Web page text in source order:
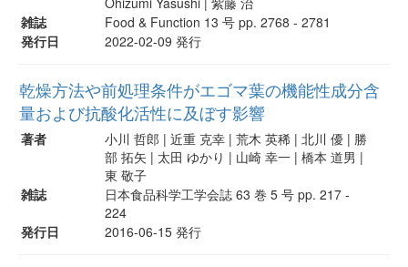
雑誌
Food & Function 13 号 pp. 2768 - 2781
発行日
2022-02-09 発行
乾燥方法や前処理条件がエゴマ葉の機能性成分含
量および抗酸化活性に及ぼす影響
著者
小川 哲郎 | 近重 克幸 | 荒木 英稀 | 北川 優 | 勝
部 拓矢 | 太田 ゆかり | 山崎 幸一 | 橋本 道男 |
東 敬子
雑誌
日本食品科学工学会誌 63 巻 5 号 pp. 217 -
224
発行日
2016-06-15 発行